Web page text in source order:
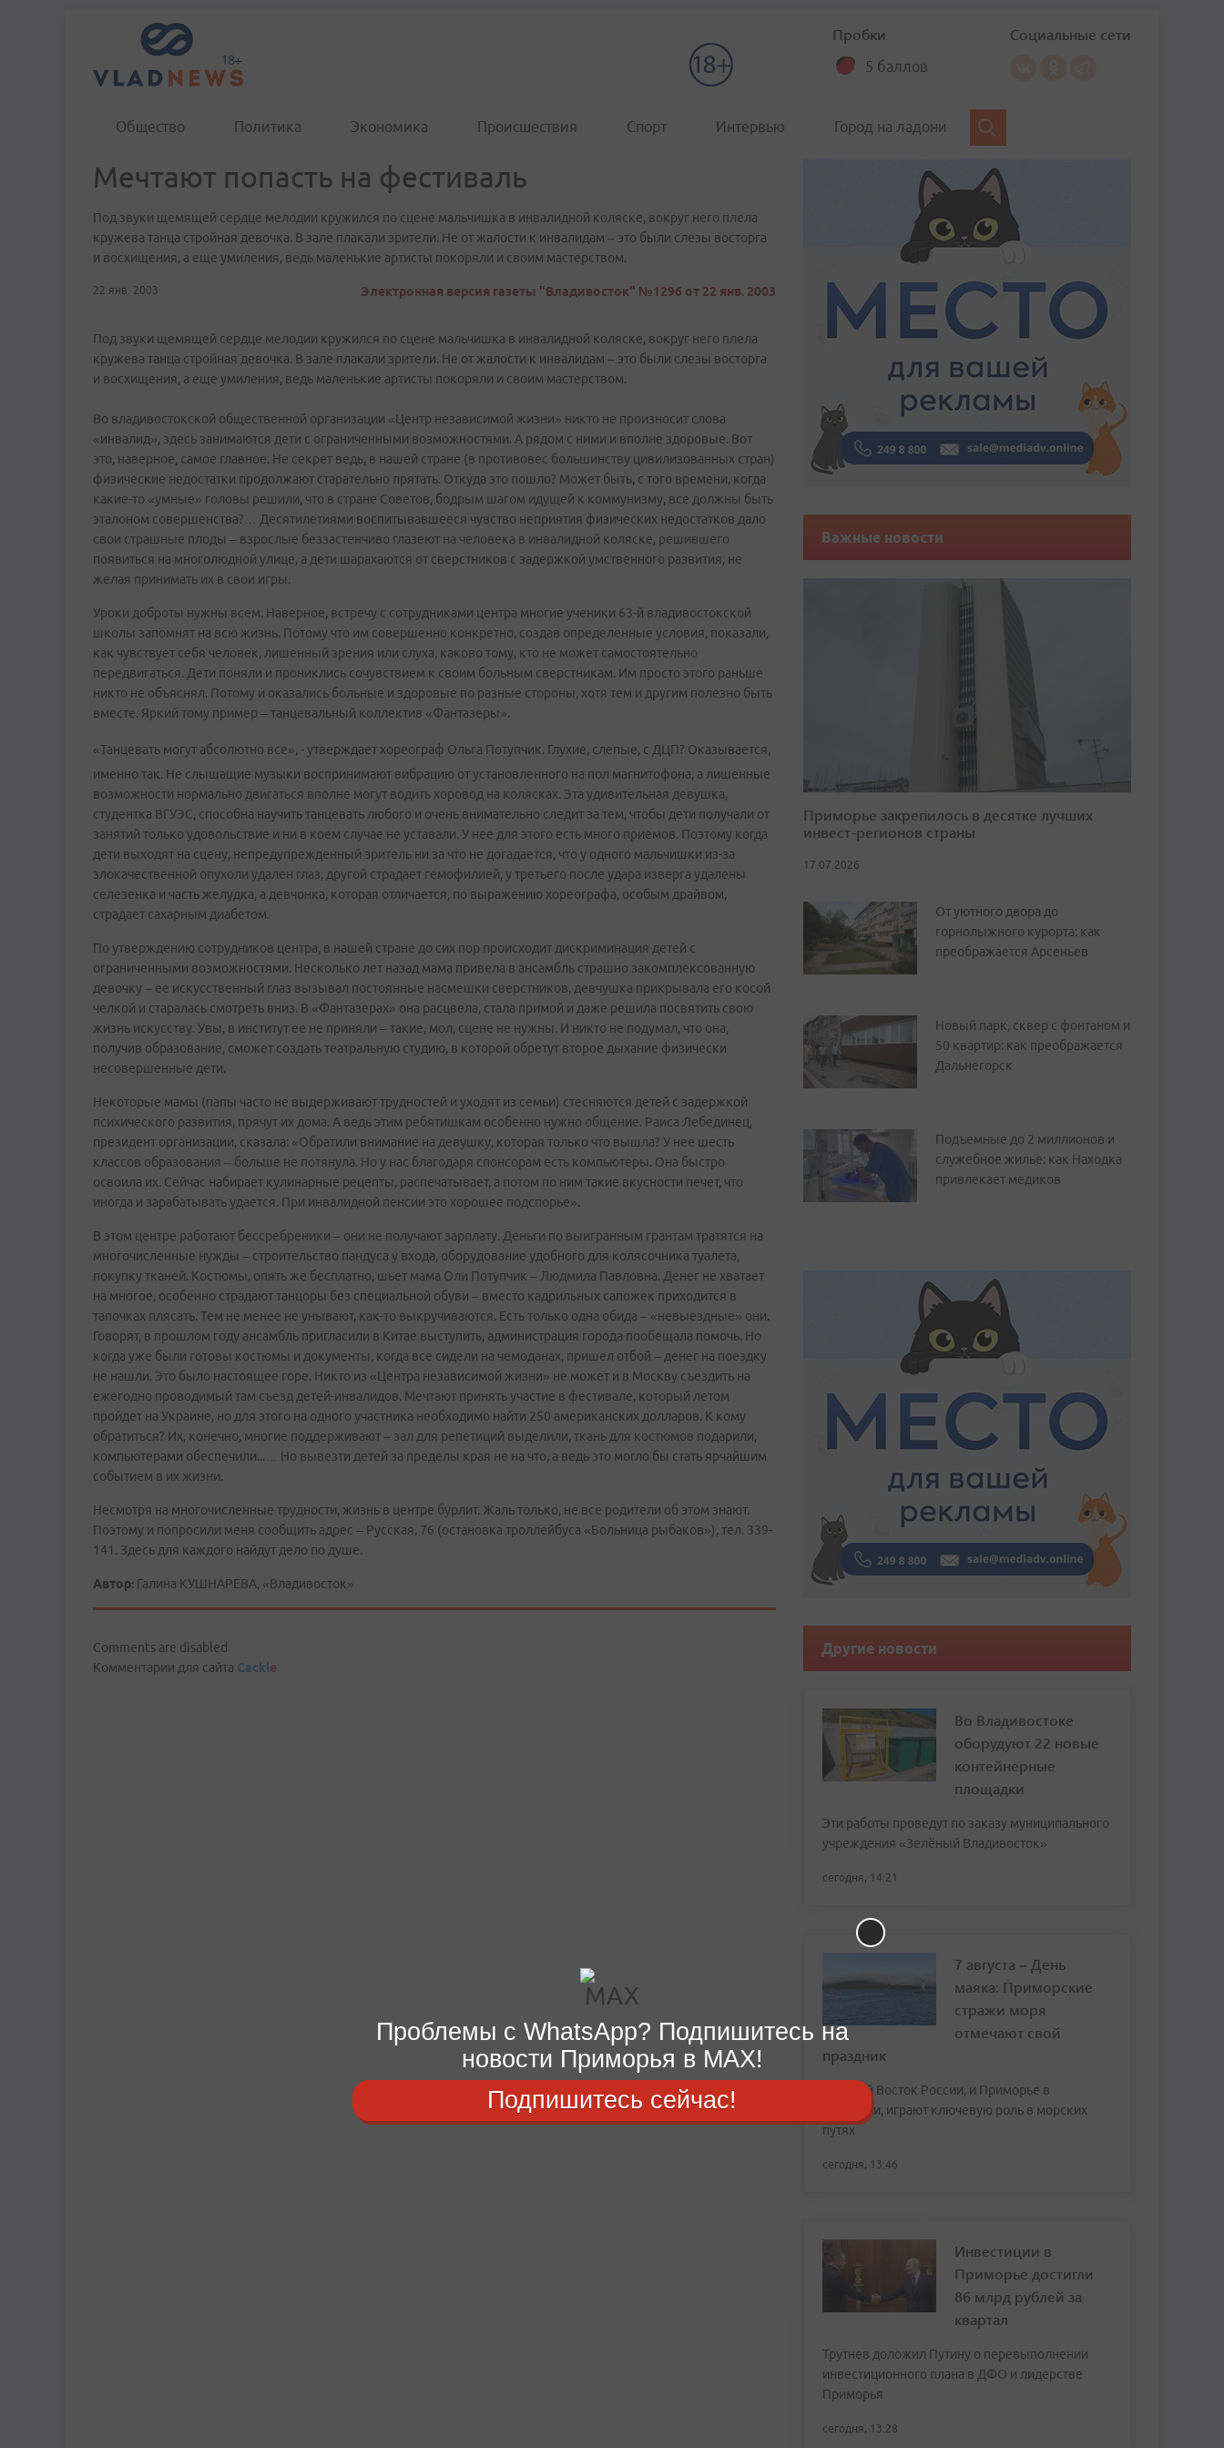
Пробки
5 баллов
Социальные сети
Общество Политика Экономика Происшествия Спорт Интервью Город на ладони
Мечтают попасть на фестиваль
Под звуки щемящей сердце мелодии кружился по сцене мальчишка в инвалидной коляске, вокруг него плела
кружева танца стройная девочка. В зале плакали зрители. Не от жалости к инвалидам – это были слезы восторга
и восхищения, а еще умиления, ведь маленькие артисты покоряли и своим мастерством.
22 янв. 2003 Электронная версия газеты "Владивосток" №1296 от 22 янв. 2003
Под звуки щемящей сердце мелодии кружился по сцене мальчишка в инвалидной коляске, вокруг него плела
кружева танца стройная девочка. В зале плакали зрители. Не от жалости к инвалидам – это были слезы восторга
и восхищения, а еще умиления, ведь маленькие артисты покоряли и своим мастерством.
Во владивостокской общественной организации «Центр независимой жизни» никто не произносит слова
«инвалид», здесь занимаются дети с ограниченными возможностями. А рядом с ними и вполне здоровые. Вот
это, наверное, самое главное. Не секрет ведь, в нашей стране (в противовес большинству цивилизованных стран)
физические недостатки продолжают старательно прятать. Откуда это пошло? Может быть, с того времени, когда
какие-то «умные» головы решили, что в стране Советов, бодрым шагом идущей к коммунизму, все должны быть
эталоном совершенства?… Десятилетиями воспитывавшееся чувство неприятия физических недостатков дало
свои страшные плоды – взрослые беззастенчиво глазеют на человека в инвалидной коляске, решившего
появиться на многолюдной улице, а дети шарахаются от сверстников с задержкой умственного развития, не
желая принимать их в свои игры.
Уроки доброты нужны всем. Наверное, встречу с сотрудниками центра многие ученики 63-й владивостокской
школы запомнят на всю жизнь. Потому что им совершенно конкретно, создав определенные условия, показали,
как чувствует себя человек, лишенный зрения или слуха, каково тому, кто не может самостоятельно
передвигаться. Дети поняли и прониклись сочувствием к своим больным сверстникам. Им просто этого раньше
никто не объяснял. Потому и оказались больные и здоровые по разные стороны, хотя тем и другим полезно быть
вместе. Яркий тому пример – танцевальный коллектив «Фантазеры».
«Танцевать могут абсолютно все», - утверждает хореограф Ольга Потупчик. Глухие, слепые, с ДЦП? Оказывается,
именно так. Не слышащие музыки воспринимают вибрацию от установленного на пол магнитофона, а лишенные
возможности нормально двигаться вполне могут водить хоровод на колясках. Эта удивительная девушка,
студентка ВГУЭС, способна научить танцевать любого и очень внимательно следит за тем, чтобы дети получали от
занятий только удовольствие и ни в коем случае не уставали. У нее для этого есть много приемов. Поэтому когда
дети выходят на сцену, непредупрежденный зритель ни за что не догадается, что у одного мальчишки из-за
злокачественной опухоли удален глаз, другой страдает гемофилией, у третьего после удара изверга удалены
селезенка и часть желудка, а девчонка, которая отличается, по выражению хореографа, особым драйвом,
страдает сахарным диабетом.
По утверждению сотрудников центра, в нашей стране до сих пор происходит дискриминация детей с
ограниченными возможностями. Несколько лет назад мама привела в ансамбль страшно закомплексованную
девочку – ее искусственный глаз вызывал постоянные насмешки сверстников, девчушка прикрывала его косой
челкой и старалась смотреть вниз. В «Фантазерах» она расцвела, стала примой и даже решила посвятить свою
жизнь искусству. Увы, в институт ее не приняли – такие, мол, сцене не нужны. И никто не подумал, что она,
получив образование, сможет создать театральную студию, в которой обретут второе дыхание физически
несовершенные дети.
Некоторые мамы (папы часто не выдерживают трудностей и уходят из семьи) стесняются детей с задержкой
психического развития, прячут их дома. А ведь этим ребятишкам особенно нужно общение. Раиса Лебединец,
президент организации, сказала: «Обратили внимание на девушку, которая только что вышла? У нее шесть
классов образования – больше не потянула. Но у нас благодаря спонсорам есть компьютеры. Она быстро
освоила их. Сейчас набирает кулинарные рецепты, распечатывает, а потом по ним такие вкусности печет, что
иногда и зарабатывать удается. При инвалидной пенсии это хорошее подспорье».
В этом центре работают бессребреники – они не получают зарплату. Деньги по выигранным грантам тратятся на
многочисленные нужды – строительство пандуса у входа, оборудование удобного для колясочника туалета,
покупку тканей. Костюмы, опять же бесплатно, шьет мама Оли Потупчик – Людмила Павловна. Денег не хватает
на многое, особенно страдают танцоры без специальной обуви – вместо кадрильных сапожек приходится в
тапочках плясать. Тем не менее не унывают, как-то выкручиваются. Есть только одна обида – «невыездные» они.
Говорят, в прошлом году ансамбль пригласили в Китае выступить, администрация города пообещала помочь. Но
когда уже были готовы костюмы и документы, когда все сидели на чемоданах, пришел отбой – денег на поездку
не нашли. Это было настоящее горе. Никто из «Центра независимой жизни» не может и в Москву съездить на
ежегодно проводимый там съезд детей-инвалидов. Мечтают принять участие в фестивале, который летом
пройдет на Украине, но для этого на одного участника необходимо найти 250 американских долларов. К кому
обратиться? Их, конечно, многие поддерживают – зал для репетиций выделили, ткань для костюмов подарили,
компьютерами обеспечили...… Но вывезти детей за пределы края не на что, а ведь это могло бы стать ярчайшим
событием в их жизни.
Несмотря на многочисленные трудности, жизнь в центре бурлит. Жаль только, не все родители об этом знают.
Поэтому и попросили меня сообщить адрес – Русская, 76 (остановка троллейбуса «Больница рыбаков»), тел. 339-
141. Здесь для каждого найдут дело по душе.
Автор: Галина КУШНАРЕВА, «Владивосток»
Comments are disabled
Комментарии для сайта Cackle
Важные новости
Приморье закрепилось в десятке лучших
инвест-регионов страны
17.07.2026
От уютного двора до
горнолыжного курорта: как
преображается Арсеньев
Новый парк, сквер с фонтаном и
50 квартир: как преображается
Дальнегорск
Подъемные до 2 миллионов и
служебное жилье: как Находка
привлекает медиков
Другие новости
Во Владивостоке
оборудуют 22 новые
контейнерные
площадки
Эти работы проведут по заказу муниципального
учреждения «Зелёный Владивосток»
сегодня, 14:21
7 августа – День
маяка: Приморские
стражи моря
отмечают свой
праздник
Дальний Восток России, и Приморье в
частности, играют ключевую роль в морских
путях
сегодня, 13:46
Инвестиции в
Приморье достигли
86 млрд рублей за
квартал
Трутнев доложил Путину о перевыполнении
инвестиционного плана в ДФО и лидерстве
Приморья
сегодня, 13:28
Проблемы с WhatsApp? Подпишитесь на
новости Приморья в MAX!
Подпишитесь сейчас!